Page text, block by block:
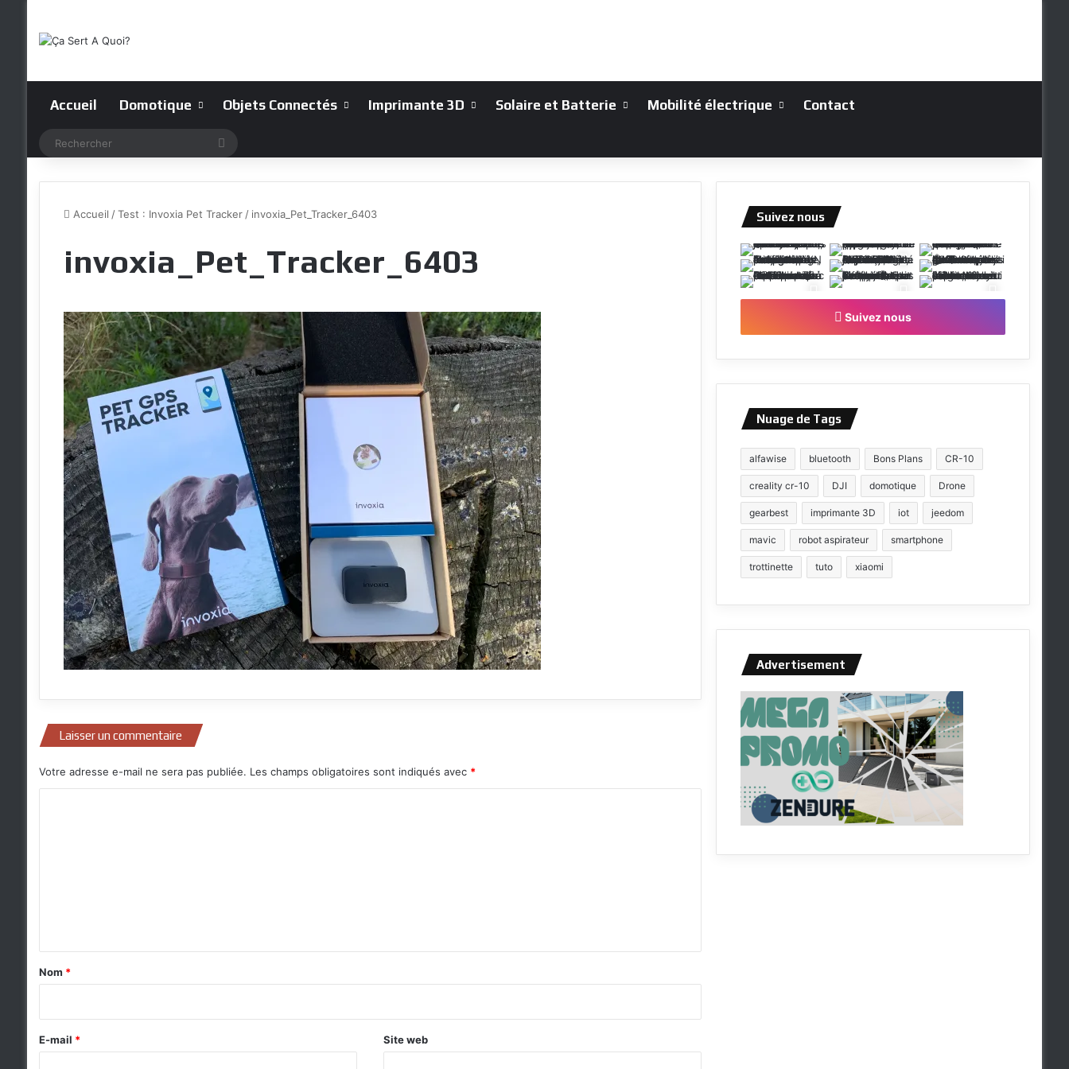
Accueil Domotique Objets Connectés Imprimante 3D Solaire et Batterie Mobilité électrique Contact
Accueil / Test : Invoxia Pet Tracker / invoxia_Pet_Tracker_6403
invoxia_Pet_Tracker_6403
Laisser un commentaire
Votre adresse e-mail ne sera pas publiée. Les champs obligatoires sont indiqués avec *
a
e
Nom *
E-mail * Site web
Suivez nous
Suivez nous
Nuage de Tags
alfawise bluetooth Bons Plans CR-10
creality cr-10 DJI domotique Drone
gearbest imprimante 3D iot jeedom
mavic robot aspirateur smartphone
trottinette tuto xiaomi
Advertisement